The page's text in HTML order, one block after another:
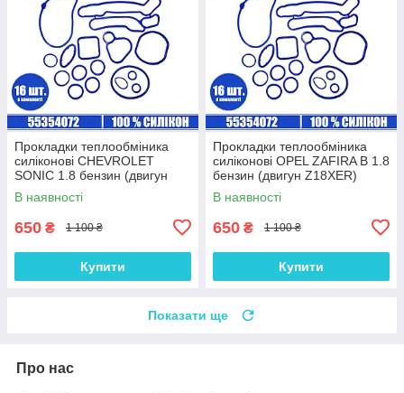
Прокладки теплообміника
силіконові CHEVROLET
SONIC 1.8 бензин (двигун
F18D4) комплект 16 шт.
В наявності
650 ₴ 1 100 ₴
Купити
Прокладки теплообміника
силіконові OPEL ZAFIRA B 1.8
бензин (двигун Z18XER)
комплект 16 шт.
В наявності
650 ₴ 1 100 ₴
Купити
Показати ще
Про нас